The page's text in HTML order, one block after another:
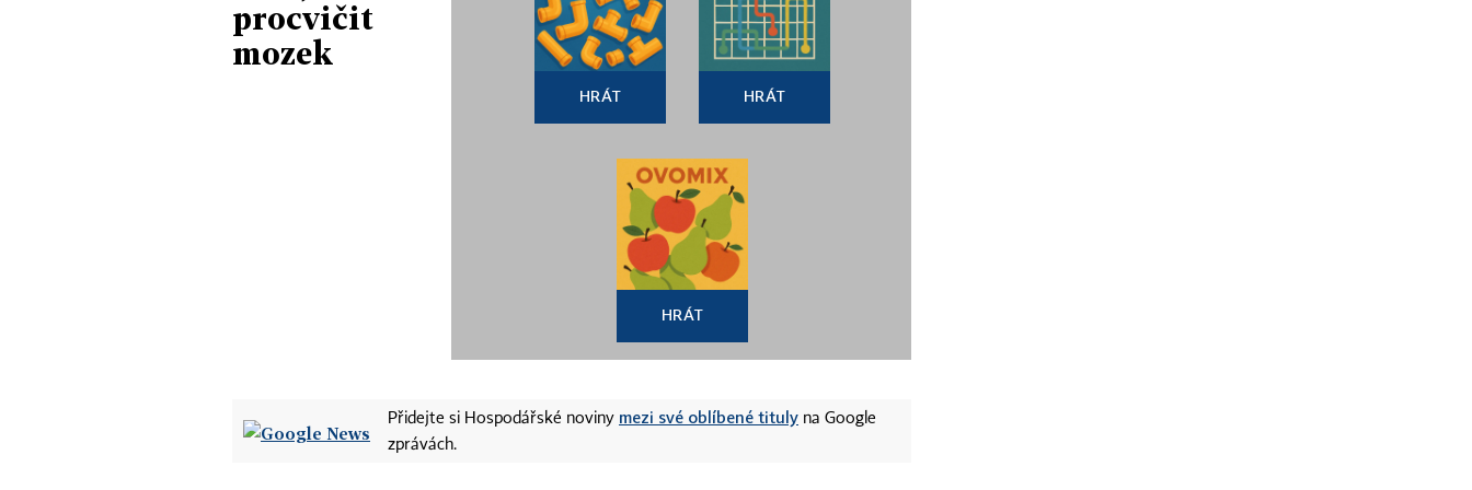
procvičit
mozek
HRÁT HRÁT
HRÁT
Přidejte si Hospodářské noviny mezi své oblíbené tituly na Google
zprávách.